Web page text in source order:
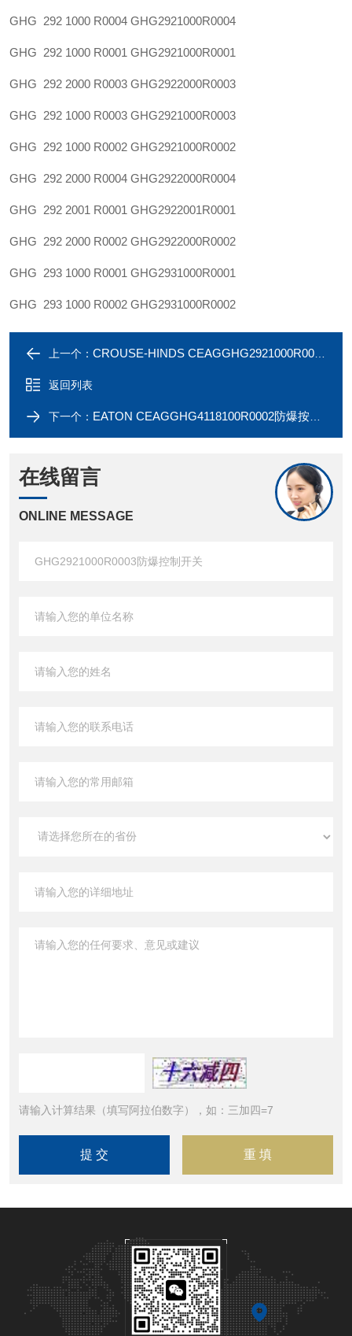
GHG 292 1000 R0004 GHG2921000R0004
GHG 292 1000 R0001 GHG2921000R0001
GHG 292 2000 R0003 GHG2922000R0003
GHG 292 1000 R0003 GHG2921000R0003
GHG 292 1000 R0002 GHG2921000R0002
GHG 292 2000 R0004 GHG2922000R0004
GHG 292 2001 R0001 GHG2922001R0001
GHG 292 2000 R0002 GHG2922000R0002
GHG 293 1000 R0001 GHG2931000R0001
GHG 293 1000 R0002 GHG2931000R0002
上一个： CROUSE-HINDS CEAGGHG2921000R0002防爆控制开关
返回列表
下一个： EATON CEAGGHG4118100R0002防爆按钮开关
在线留言
ONLINE MESSAGE
请输入计算结果（填写阿拉伯数字），如：三加四=7